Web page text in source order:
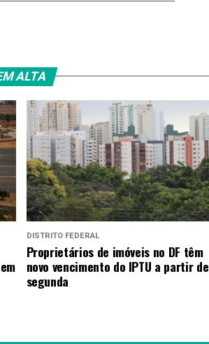
ALTA
DISTRITO FEDERAL
Proprietários de imóveis no DF têm
novo vencimento do IPTU a partir de
segunda